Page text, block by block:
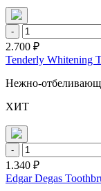
-
2.700 ₽
Tenderly Whitening
Нежно-
ХИТ
-
1.340 ₽
Edgar Degas